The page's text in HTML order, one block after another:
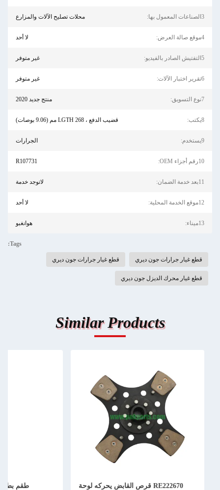
3الصناعات المعمول بها: محلات تصليح الآلات والمزارع
4موقع صالة العرض: لا أحد
5التفتيش الصادر بالفيديو: غير متوفر
6تقرير اختبار الآلات: غير متوفر
7نوع التسويق: منتج جديد 2020
8يكتب: قضيب الدفع ، LGTH 268 مم (9.06 بوصات)
9يستخدم: الجرارات
10رقم أجزاء OEM: R107731
11بعد خدمة الضمان: لاتوجد خدمة
12موقع الخدمة المحلية: لا أحد
13ميناء: هوانغبو
Tags:
قطع غيار جرارات جون ديري قطع غيار جرارات جون ديري
قطع غيار محرك الديزل جون ديري
Similar Products
RE222670 قرص القابض يحركه لوحة